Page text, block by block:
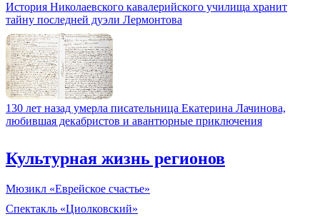
История Николаевского кавалерийского училища хранит
тайну последней дуэли Лермонтова
130 лет назад умерла писательница Екатерина Лачинова,
любившая декабристов и авантюрные приключения
Культурная жизнь регионов
Мюзикл «Еврейское счастье»
Спектакль «Циолковский»